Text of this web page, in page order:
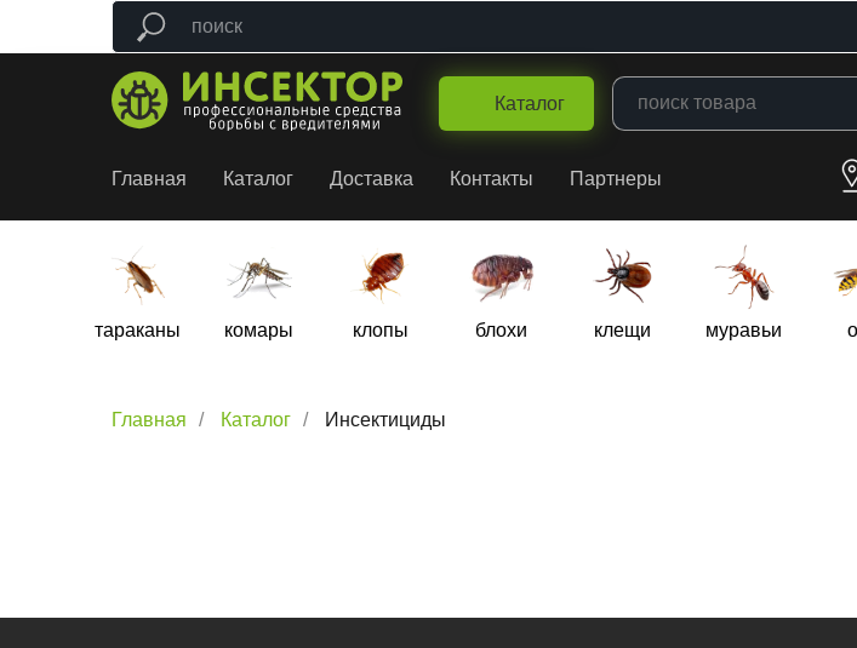
Каталог
Главная Каталог Доставка Контакты Партнеры
муравьи
клещи
блохи
клопы
комары
тараканы
Главная / Каталог / Инсектициды